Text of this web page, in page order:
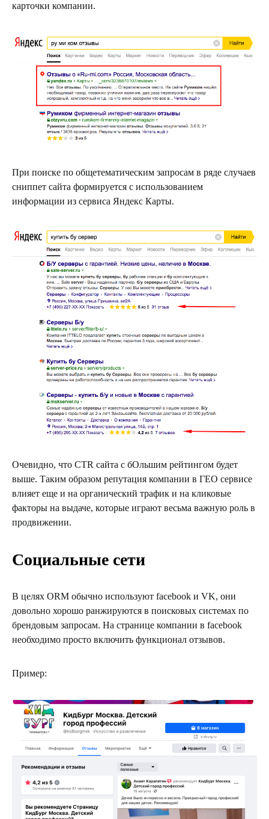
карточки компании.
При поиске по общетематическим запросам в ряде случаев
сниппет сайта формируется с использованием
информации из сервиса Яндекс Карты.
Очевидно, что CTR сайта с бОльшим рейтингом будет
выше. Таким образом репутация компании в ГЕО сервисе
влияет еще и на органический трафик и на кликовые
факторы на выдаче, которые играют весьма важную роль в
продвижении.
Социальные сети
В целях ORM обычно используют facebook и VK, они
довольно хорошо ранжируются в поисковых системах по
брендовым запросам. На странице компании в facebook
необходимо просто включить функционал отзывов.
Пример: